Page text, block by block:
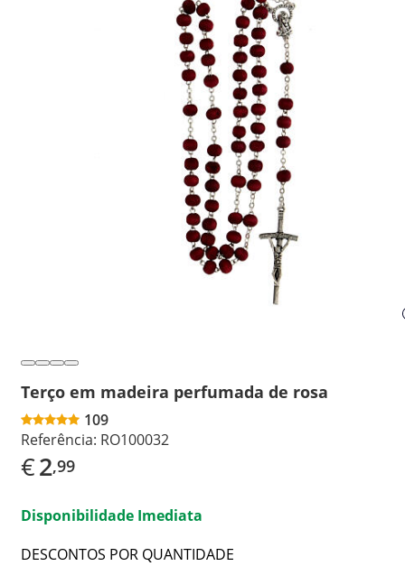
Terço em madeira perfumada de rosa
109
Referência: RO100032
€2,99
Disponibilidade Imediata
DESCONTOS POR QUANTIDADE